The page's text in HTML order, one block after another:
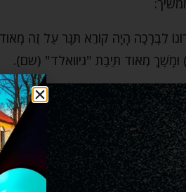
לִבְרָכָה הָיָה קוֹרֵא תִּגָּר עַל זֶה
מְאֹוד תֵּיבַת "גיוואלד" (שם).